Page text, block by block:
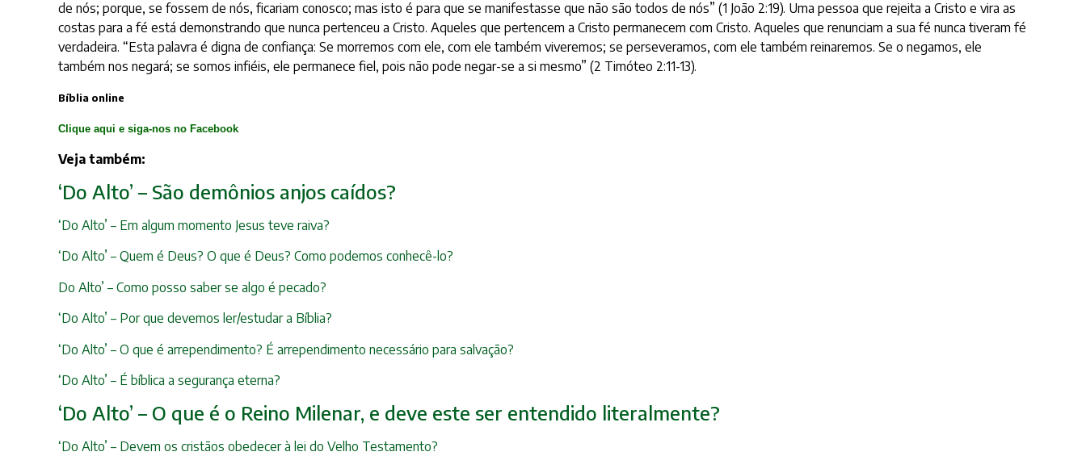
de nós; porque, se fossem de nós, ficariam conosco; mas isto é para que se manifestasse que não são todos de nós” (1 João 2:19). Uma pessoa que rejeita a Cristo e vira as
costas para a fé está demonstrando que nunca pertenceu a Cristo. Aqueles que pertencem a Cristo permanecem com Cristo. Aqueles que renunciam a sua fé nunca tiveram fé
verdadeira. “Esta palavra é digna de confiança: Se morremos com ele, com ele também viveremos; se perseveramos, com ele também reinaremos. Se o negamos, ele
também nos negará; se somos infiéis, ele permanece fiel, pois não pode negar-se a si mesmo” (2 Timóteo 2:11-13).
Bíblia online
Clique aqui e siga-nos no Facebook
Veja também:
‘Do Alto’ – São demônios anjos caídos?
‘Do Alto’ – Em algum momento Jesus teve raiva?
‘Do Alto’ – Quem é Deus? O que é Deus? Como podemos conhecê-lo?
Do Alto’ – Como posso saber se algo é pecado?
‘Do Alto’ – Por que devemos ler/estudar a Bíblia?
‘Do Alto’ – O que é arrependimento? É arrependimento necessário para salvação?
‘Do Alto’ – É bíblica a segurança eterna?
‘Do Alto’ – O que é o Reino Milenar, e deve este ser entendido literalmente?
‘Do Alto’ – Devem os cristãos obedecer à lei do Velho Testamento?